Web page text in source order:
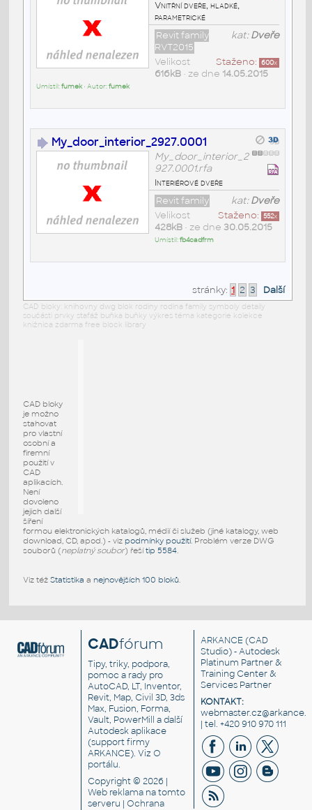
Vnitřní dveře, hladké,
parametrické
kat:Dveře
Revit family
RVT2015
Staženo: 600x
Velikost
616kB• ze dne 14.05.2015
Umístil:fumek• Autor:fumek
My_door_interior_2927.0001
My_door_interior_2
927.0001.rfa
Interiérové dveře
kat:Dveře
Revit family
Staženo: 552x
Velikost
428kB• ze dne 30.05.2015
Umístil:fb4cadfrm
stránky: 1 2 3 Další
CAD bloky: knihovny dwg blok rodiny rodina family symboly detaily
součásti prvky stafáž buňka buňky výkres téma kategorie kolekce
knižnica zdarma free block library
CAD bloky
je možno
stahovat
pro vlastní
osobní a
firemní
použití v
CAD
aplikacích.
Není
dovoleno
jejich další
šíření
formou elektronických katalogů, médií či služeb (jiné katalogy, web
download, CD, apod.) - viz podmínky použití. Problém verze DWG
souborů (neplatný soubor) řešítip 5584.
Viz též Statistika a nejnovějších 100 bloků.
CADfórum
Tipy, triky, podpora,
pomoc a rady pro
AutoCAD, LT, Inventor,
Revit, Map, Civil 3D, 3ds
Max, Fusion, Forma,
Vault, PowerMill a další
Autodesk aplikace
(support firmy
ARKANCE). VizO
portálu.
Copyright © 2026 |
Web reklama na tomto
serveru |Ochrana
ARKANCE (CAD
Studio) - Autodesk
Platinum Partner &
Training Center &
Services Partner
KONTAKT:
| tel. +420 910 970 111